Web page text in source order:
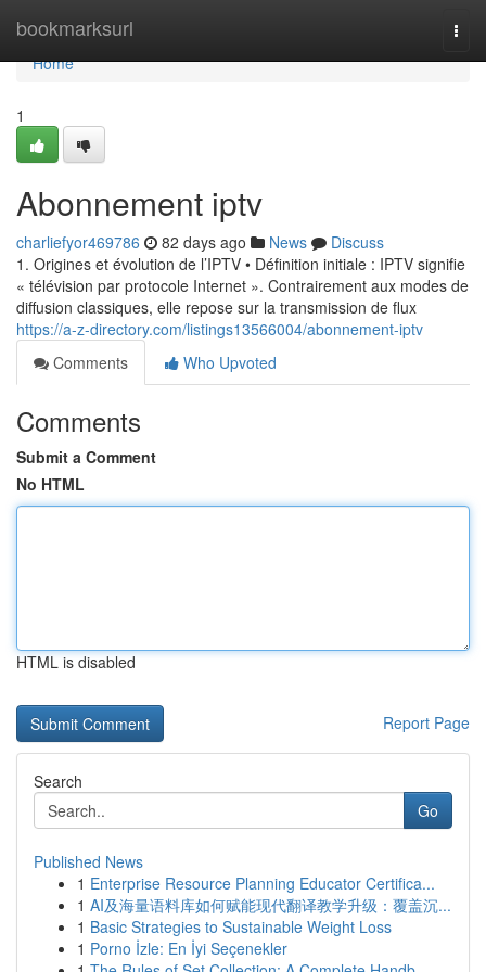
bookmarksurl
Home
Home
1
Abonnement iptv
charliefyor469786 82 days ago News
Discuss
1. Origines et évolution de l’IPTV • Définition initiale : IPTV signifie
« télévision par protocole Internet ». Contrairement aux modes de
diffusion classiques, elle repose sur la transmission de flux
https://a-z-directory.com/listings13566004/abonnement-iptv
Comments
Who Upvoted
Comments
Submit a Comment
No HTML
HTML is disabled
Report Page
Search
Go
Published News
1 Enterprise Resource Planning Educator Certifica...
1 AI及海量语料库如何赋能现代翻译教学升级：覆盖沉...
1 Basic Strategies to Sustainable Weight Loss
1 Porno İzle: En İyi Seçenekler